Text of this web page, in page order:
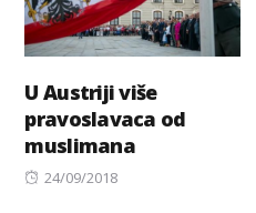
U Austriji više
pravoslavaca od
muslimana
Posted
24/09/2018